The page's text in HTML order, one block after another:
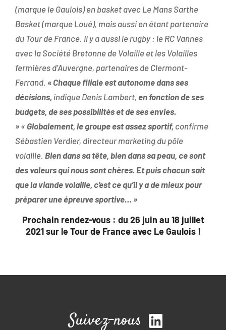
(marque le Gaulois) en basket avec Le Mans Sarthe
Basket (marque Loué), mais aussi en étant partenaire
du Tour de France. Il y a aussi le rugby : le RC Vannes
avec la Société Bretonne de Volaille et les Volailles
fermières d’Auvergne, partenaires de Clermont-
Ferrand. « Chaque filiale est autonome dans ses
décisions, indique Denis Lambert, en fonction de ses
budgets, de ses possibilités et de ses envies.
» « Globalement, le groupe est assez sportif, confirme
Sébastien Verdier, directeur marketing du pôle
volaille. Bien dans sa tête, bien dans sa peau, ce sont
des valeurs qui nous sont chères. Et puis chacun sait
que la viande volaille, c’est ce qu’il y a de mieux pour
préparer une épreuve sportive… »
Prochain rendez-vous : du 26 juin au 18 juillet
2021 sur le Tour de France avec Le Gaulois !
Suivez-nous